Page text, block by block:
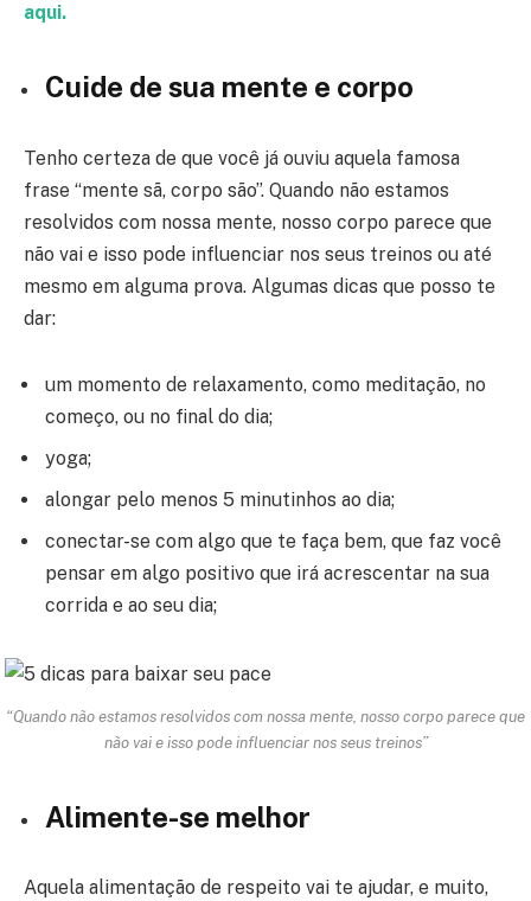
aqui.
Cuide de sua mente e corpo
Tenho certeza de que você já ouviu aquela famosa
frase “mente sã, corpo são”. Quando não estamos
resolvidos com nossa mente, nosso corpo parece que
não vai e isso pode influenciar nos seus treinos ou até
mesmo em alguma prova. Algumas dicas que posso te
dar:
um momento de relaxamento, como meditação, no
começo, ou no final do dia;
yoga;
alongar pelo menos 5 minutinhos ao dia;
conectar-se com algo que te faça bem, que faz você
pensar em algo positivo que irá acrescentar na sua
corrida e ao seu dia;
“Quando não estamos resolvidos com nossa mente, nosso corpo parece que
não vai e isso pode influenciar nos seus treinos”
Alimente-se melhor
Aquela alimentação de respeito vai te ajudar, e muito,